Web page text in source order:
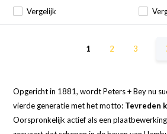
Vergelijk
1 2 3
Opgericht in 1881, wordt Peters + Bey nu
vierde generatie met het motto: Tevreden
Oorspronkelijk actief als een